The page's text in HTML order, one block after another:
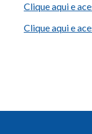
Clique aqui e
Clique aqui e